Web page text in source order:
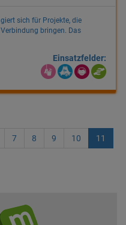
sich für Projekte, die
bringen. Das
Einsatzfelder:
7 8 9 10 11